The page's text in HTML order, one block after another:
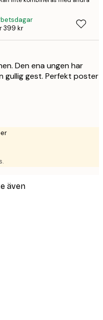
399 kr
Den ena ungen har
gullig gest. Perfekt poster
även